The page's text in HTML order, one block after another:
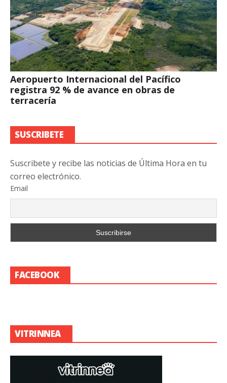
Aeropuerto Internacional del Pacífico
registra 92 % de avance en obras de
terracería
SUSCRIBETE
Suscribete y recibe las noticias de Última Hora en tu
correo electrónico.
Email
FACEBOOK
VITRINNEA